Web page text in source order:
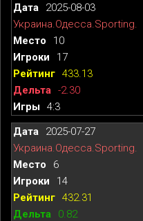
2025-08-03
Украина.Одесса.Sporting.
10
17
433.13
-2.30
4:3
2025-07-27
Украина.Одесса.Sporting.
6
14
432.31
0.82